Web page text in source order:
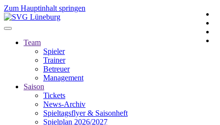
Zum Hauptinhalt springen
Team
Spieler
Trainer
Betreuer
Management
Saison
Tickets
News-Archiv
Spieltagsflyer & Saisonheft
Spielplan 2026/2027